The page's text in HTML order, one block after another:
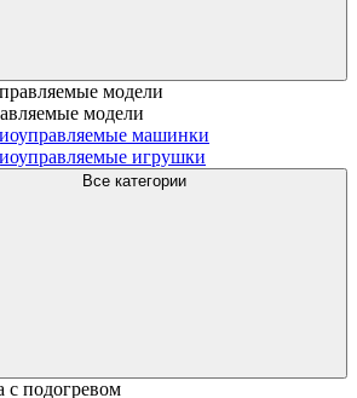
модели
машинки
игрушки
Все категории